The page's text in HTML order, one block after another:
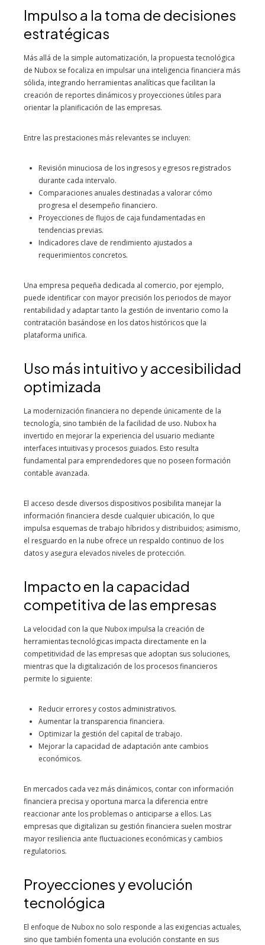
Impulso a la toma de decisiones
estratégicas
Más allá de la simple automatización, la propuesta tecnológica
de Nubox se focaliza en impulsar una inteligencia financiera más
sólida, integrando herramientas analíticas que facilitan la
creación de reportes dinámicos y proyecciones útiles para
orientar la planificación de las empresas.
Entre las prestaciones más relevantes se incluyen:
Revisión minuciosa de los ingresos y egresos registrados
durante cada intervalo.
Comparaciones anuales destinadas a valorar cómo
progresa el desempeño financiero.
Proyecciones de flujos de caja fundamentadas en
tendencias previas.
Indicadores clave de rendimiento ajustados a
requerimientos concretos.
Una empresa pequeña dedicada al comercio, por ejemplo,
puede identificar con mayor precisión los periodos de mayor
rentabilidad y adaptar tanto la gestión de inventario como la
contratación basándose en los datos históricos que la
plataforma unifica.
Uso más intuitivo y accesibilidad
optimizada
La modernización financiera no depende únicamente de la
tecnología, sino también de la facilidad de uso. Nubox ha
invertido en mejorar la experiencia del usuario mediante
interfaces intuitivas y procesos guiados. Esto resulta
fundamental para emprendedores que no poseen formación
contable avanzada.
El acceso desde diversos dispositivos posibilita manejar la
información financiera desde cualquier ubicación, lo que
impulsa esquemas de trabajo híbridos y distribuidos; asimismo,
el resguardo en la nube ofrece un respaldo continuo de los
datos y asegura elevados niveles de protección.
Impacto en la capacidad
competitiva de las empresas
La velocidad con la que Nubox impulsa la creación de
herramientas tecnológicas impacta directamente en la
competitividad de las empresas que adoptan sus soluciones,
mientras que la digitalización de los procesos financieros
permite lo siguiente:
Reducir errores y costos administrativos.
Aumentar la transparencia financiera.
Optimizar la gestión del capital de trabajo.
Mejorar la capacidad de adaptación ante cambios
económicos.
En mercados cada vez más dinámicos, contar con información
financiera precisa y oportuna marca la diferencia entre
reaccionar ante los problemas o anticiparse a ellos. Las
empresas que digitalizan su gestión financiera suelen mostrar
mayor resiliencia ante fluctuaciones económicas y cambios
regulatorios.
Proyecciones y evolución
tecnológica
El enfoque de Nubox no solo responde a las exigencias actuales,
sino que también fomenta una evolución constante en sus